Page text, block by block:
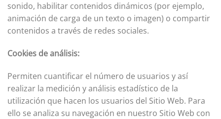
sonido, habilitar contenidos dinámicos (por ejemplo,
animación de carga de un texto o imagen) o compartir
contenidos a través de redes sociales.
Cookies de análisis:
Permiten cuantificar el número de usuarios y así
realizar la medición y análisis estadístico de la
utilización que hacen los usuarios del Sitio Web. Para
ello se analiza su navegación en nuestro Sitio Web con